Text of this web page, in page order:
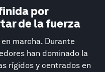
por
de la fuerza
marcha. Durante
han dominado la
rígidos y centrados en